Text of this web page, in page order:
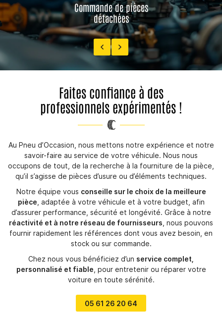
CONTACT
Restez
Inscription
pièces
Vente
Faites confiance à des
professionnels expérimentés !
Au Pneu d’Occasion, nous mettons notre expérience et notre
savoir-faire au service de votre véhicule. Nous nous
occupons de tout, de la recherche à la fourniture de la pièce,
qu’il s’agisse de pièces d’usure ou d’éléments techniques.
Notre équipe vous conseille sur le choix de la meilleure
pièce , adaptée à votre véhicule et à votre budget, afin
d’assurer performance, sécurité et longévité. Grâce à notre
réactivité et à notre réseau de fournisseurs , nous pouvons
fournir rapidement les références dont vous avez besoin, en
stock ou sur commande.
Chez nous vous bénéficiez d’un service complet,
personnalisé et fiable , pour entretenir ou réparer votre
voiture en toute sérénité.
05 61 26 20 64